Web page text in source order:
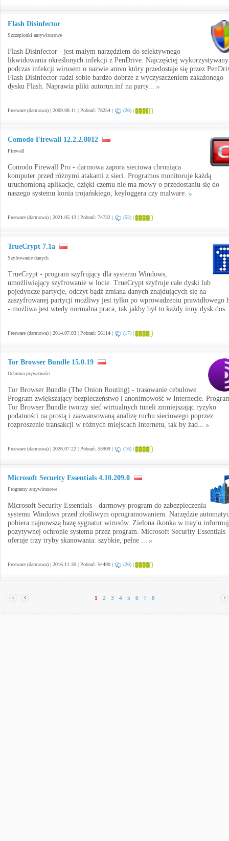
Flash Disinfector
Szczepionki antywirusowe
Flash Disinfector - jest małym narzędziem do selektywnego
likwidowania określonych infekcji z PenDrive. Najczęściej
podczas infekcji wirusem o nazwie amvo który przedostaje się przez
Flash Disinfector radzi sobie bardzo dobrze z wyczyszczeniem zakażonego
dysku Flash. Naprawia pliki autorun.inf na party...
Freeware (darmowa) | 2009.08.11 | Pobrań: 78254 | (26) |
Comodo Firewall 12.2.2.8012
Firewall
Comodo Firewall Pro - darmowa zapora sieciowa chroniąca
komputer przed różnymi atakami z sieci. Programos monitoruje każdą
uruchomioną aplikacje, dzięki czemu nie ma mowy o przedostaniu się do
naszego systemu konia trojańskiego, keyloggera czy malware.
Freeware (darmowa) | 2021.05.13 | Pobrań: 74732 | (52) |
TrueCrypt 7.1a
Szyfrowanie danych
TrueCrypt - program szyfrujący dla systemu Windows,
umożliwiający szyfrowanie w locie. TrueCrypt szyfruje całe dyski lub
pojedyncze partycje, odczyt bądź zmiana danych znajdujących się na
zaszyfrowanej partycji możliwy jest tylko po wprowadzeniu prawidłowego
- możliwa jest wtedy normalna praca, tak jakby był to każdy inny dysk
Freeware (darmowa) | 2014.07.03 | Pobrań: 56114 | (17) |
Tor Browser Bundle 15.0.19
Ochrona prywatności
Tor Browser Bundle (The Onion Routing) - trasowanie cebulowe.
Program zwiększający bezpieczeństwo i anonimowość w Internecie.
Tor Browser Bundle tworzy sieć wirtualnych tuneli zmniejszając ryzyko
podatności na prostą i zaawansowaną analizę ruchu sieciowego poprzez
rozproszenie transakcji w różnych miejscach Internetu, tak by żad...
Freeware (darmowa) | 2026.07.22 | Pobrań: 55909 | (16) |
Microsoft Security Essentials 4.10.209.0
Programy antywirusowe
Microsoft Security Essentials - darmowy program do zabezpieczenia
systemu Windows przed złośliwym oprogramowaniem. Narzędzie
pobiera najnowszą bazę sygnatur wirusów. Zielona ikonka w tray'u
pozytywnej ochronie systemu przez program. Microsoft Security Essentials
oferuje trzy tryby skanowania: szybkie, pełne ...
Freeware (darmowa) | 2016.11.30 | Pobrań: 54490 | (26) |
1 2 3 4 5 6 7 8